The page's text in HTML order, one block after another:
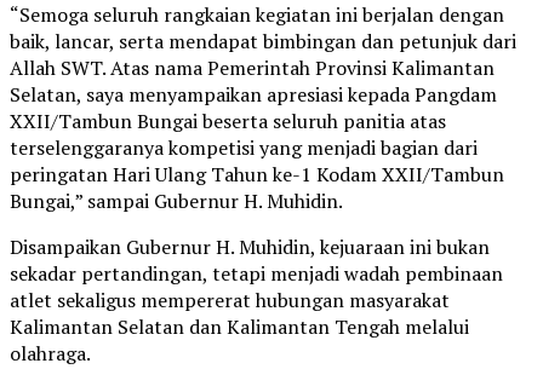
“Semoga seluruh rangkaian kegiatan ini berjalan dengan
baik, lancar, serta mendapat bimbingan dan petunjuk dari
Allah SWT. Atas nama Pemerintah Provinsi Kalimantan
Selatan, saya menyampaikan apresiasi kepada Pangdam
XXII/Tambun Bungai beserta seluruh panitia atas
terselenggaranya kompetisi yang menjadi bagian dari
peringatan Hari Ulang Tahun ke-1 Kodam XXII/Tambun
Bungai,” sampai Gubernur H. Muhidin.
Disampaikan Gubernur H. Muhidin, kejuaraan ini bukan
sekadar pertandingan, tetapi menjadi wadah pembinaan
atlet sekaligus mempererat hubungan masyarakat
Kalimantan Selatan dan Kalimantan Tengah melalui
olahraga.